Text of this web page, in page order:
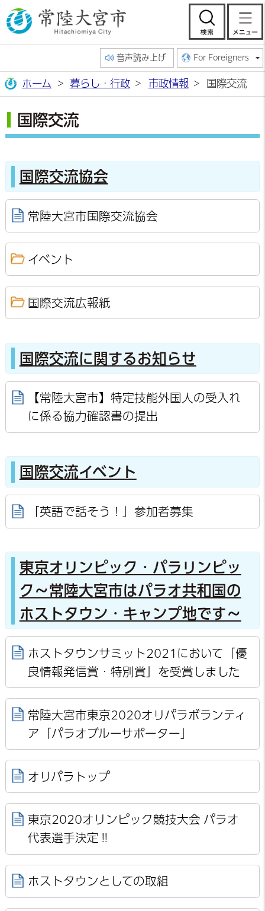
常陸大宮市公
検
音声読み上げ For Foreigners
ホーム 暮らし・行政 市政情報 国際交流
国際交流
国際交流協会
常陸大宮市国際交流協会
イベント
国際交流広報紙
国際交流に関するお知らせ
【常陸大宮市】特定技能外国人の受入れ
に係る協力確認書の提出
国際交流イベント
「英語で話そう！」参加者募集
東京オリンピック・パラリンピッ
ク～常陸大宮市はパラオ共和国の
ホストタウン・キャンプ地です～
ホストタウンサミット2021において「優
良情報発信賞・特別賞」を受賞しました
常陸大宮市東京2020オリパラボランティ
ア「パラオブルーサポーター」
オリパラトップ
東京2020オリンピック競技大会 パラオ
代表選手決定‼
ホストタウンとしての取組